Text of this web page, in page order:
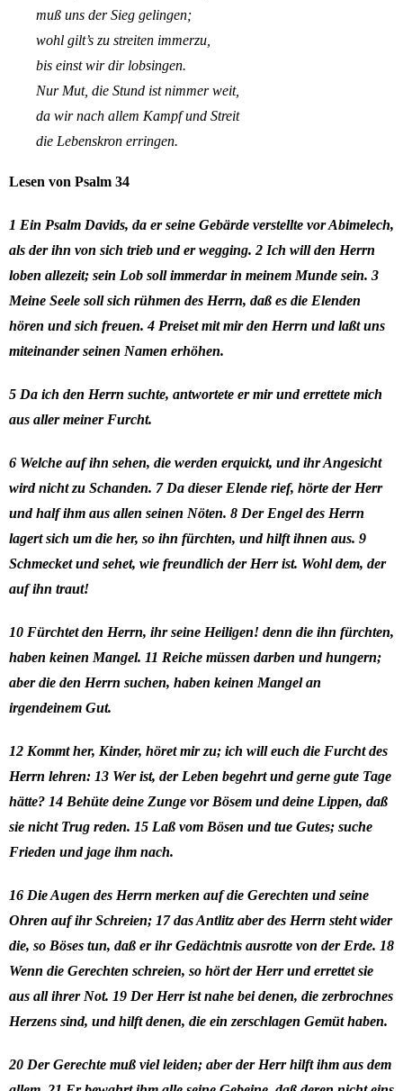
muß uns der Sieg gelingen;
wohl gilt’s zu streiten immerzu,
bis einst wir dir lobsingen.
Nur Mut, die Stund ist nimmer weit,
da wir nach allem Kampf und Streit
die Lebenskron erringen.
Lesen von Psalm 34
1 Ein Psalm Davids, da er seine Gebärde verstellte vor Abimelech,
als der ihn von sich trieb und er wegging. 2 Ich will den Herrn
loben allezeit; sein Lob soll immerdar in meinem Munde sein. 3
Meine Seele soll sich rühmen des Herrn, daß es die Elenden
hören und sich freuen. 4 Preiset mit mir den Herrn und laßt uns
miteinander seinen Namen erhöhen.
5 Da ich den Herrn suchte, antwortete er mir und errettete mich
aus aller meiner Furcht.
6 Welche auf ihn sehen, die werden erquickt, und ihr Angesicht
wird nicht zu Schanden. 7 Da dieser Elende rief, hörte der Herr
und half ihm aus allen seinen Nöten. 8 Der Engel des Herrn
lagert sich um die her, so ihn fürchten, und hilft ihnen aus. 9
Schmecket und sehet, wie freundlich der Herr ist. Wohl dem, der
auf ihn traut!
10 Fürchtet den Herrn, ihr seine Heiligen! denn die ihn fürchten,
haben keinen Mangel. 11 Reiche müssen darben und hungern;
aber die den Herrn suchen, haben keinen Mangel an
irgendeinem Gut.
12 Kommt her, Kinder, höret mir zu; ich will euch die Furcht des
Herrn lehren: 13 Wer ist, der Leben begehrt und gerne gute Tage
hätte? 14 Behüte deine Zunge vor Bösem und deine Lippen, daß
sie nicht Trug reden. 15 Laß vom Bösen und tue Gutes; suche
Frieden und jage ihm nach.
16 Die Augen des Herrn merken auf die Gerechten und seine
Ohren auf ihr Schreien; 17 das Antlitz aber des Herrn steht wider
die, so Böses tun, daß er ihr Gedächtnis ausrotte von der Erde. 18
Wenn die Gerechten schreien, so hört der Herr und errettet sie
aus all ihrer Not. 19 Der Herr ist nahe bei denen, die zerbrochnes
Herzens sind, und hilft denen, die ein zerschlagen Gemüt haben.
20 Der Gerechte muß viel leiden; aber der Herr hilft ihm aus dem